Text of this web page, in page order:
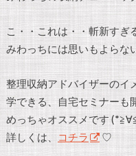
こ・・これは・・斬新すぎ
みわっちには思いもよらな
整理収納アドバイザーのイ
学できる、自宅セミナーも
めっちゃオススメです
詳しくは、 コチラ ♡